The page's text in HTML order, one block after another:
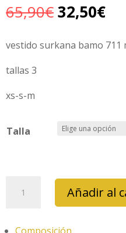
65,90€El
original
32,50€El
vestido surkana bamo 711
tallas 3
xs-s-m
Talla
surkana
Añadir al